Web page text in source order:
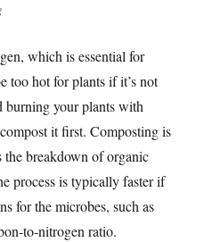
which is essential for
too hot for plants if it’s not
burning your plants with
it first. Composting is
the breakdown of organic
process is typically faster if
for the microbes, such as
to-nitrogen ratio.